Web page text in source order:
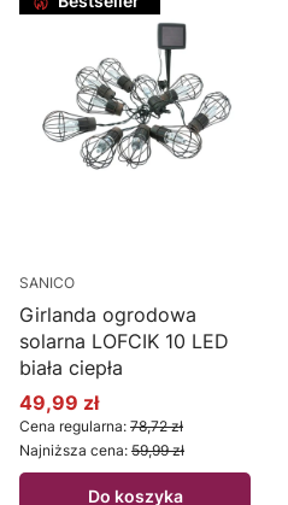
SANICO
Girlanda ogrodowa
solarna LOFCIK 10 LED
biała ciepła
Cena promocyjna
49,99 zł
Cena regularna: 78,72 zł
Najniższa cena: 59,99 zł
Do koszyka